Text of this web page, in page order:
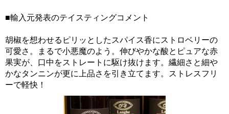
■輸入元発表のテイスティングコメント
胡椒を想わせるピリッとしたスパイス香にストロベリーの
可愛さ。まるで小悪魔のよう。伸びやかな酸とピュアな赤
果実が、口中をストレートに駆け抜けます。繊細さと細や
かなタンニンが更に上品さを引き立てます。ストレスフリ
ーで軽快！